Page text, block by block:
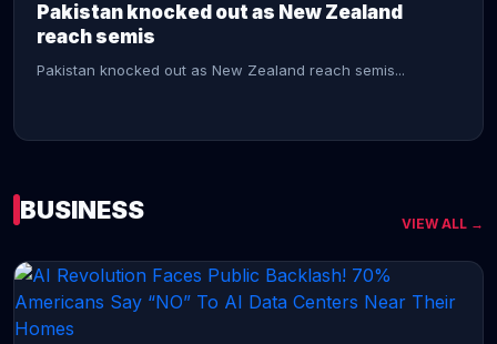
Pakistan knocked out as New Zealand
reach semis
Pakistan knocked out as New Zealand reach semis...
CONTINUE READING →
BUSINESS VIEW ALL →